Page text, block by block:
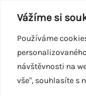
Vážíme si
Používáme
návštěvnosti na
vše", souhlasíte s
obsah